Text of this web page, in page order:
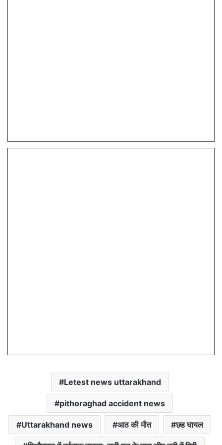
Letest news uttarakhand
pithoraghad accident news
Uttarakhand news आठ की मौत छह घायल